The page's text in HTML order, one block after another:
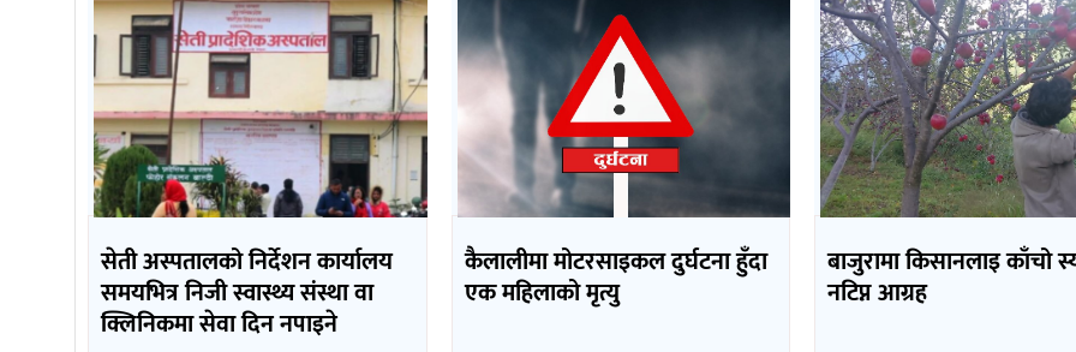
सेती अस्पतालको निर्देशन कार्यालय
समयभित्र निजी स्वास्थ्य संस्था वा
क्लिनिकमा सेवा दिन नपाइने
कैलालीमा मोटरसाइकल दुर्घटना हुँदा
एक महिलाको मृत्यु
बाजुरामा किसानलाइ काँचो
नटिप्न आग्रह